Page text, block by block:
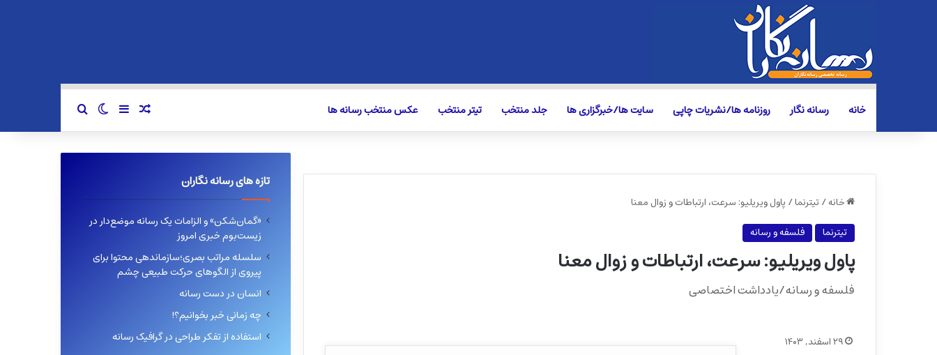
خانه رسانه نگار روزنامه ها/نشریات چاپی سایت ها/خبرگزاری ها جلد منتخب تیتر منتخب عکس منتخب رسانه ها نوشته تصادفی
سایدبارتغییر پوسته
خانه/تیترنما/ پاول ویریلیو: سرعت، ارتباطات و زوال معنا
تیترنما
فلسفه و رسانه
پاول ویریلیو: سرعت، ارتباطات و زوال معنا
فلسفه و رسانه/یادداشت اختصاصی
۲۹ اسفند, ۱۴۰۳
تازه های رسانه نگاران
«گمان‌شکن» و الزامات یک رسانه موضع‌دار در
زیست‌بوم خبری امروز
سلسله مراتب بصری؛سازماندهی محتوا برای
پیروی از الگوهای حرکت طبیعی چشم
انسان در دست رسانه
چه زمانی خبر بخوانیم؟!
استفاده از تفکر طراحی در گرافیک رسانه